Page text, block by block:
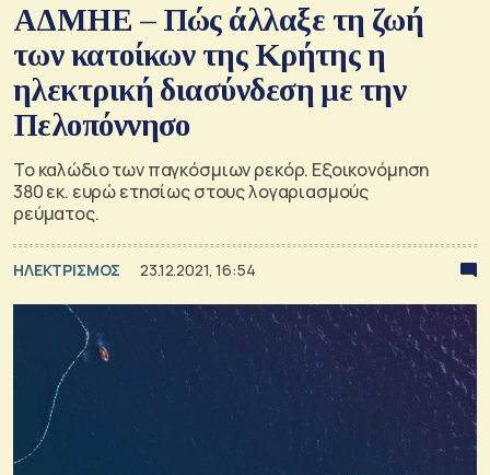
ΑΔΜΗΕ – Πώς άλλαξε τη ζωή
των κατοίκων της Κρήτης η
ηλεκτρική διασύνδεση με την
Πελοπόννησο
Το καλώδιο των παγκόσμιων ρεκόρ. Εξοικονόμηση
380 εκ. ευρώ ετησίως στους λογαριασμούς
ρεύματος.
ΗΛΕΚΤΡΙΣΜΟΣ 23.12.2021, 16:54